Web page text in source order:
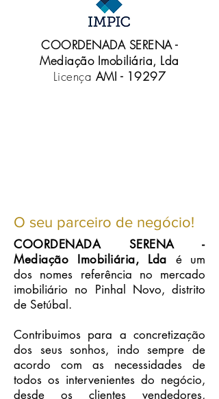
COORDENADA SERENA -
Mediação Imobiliária, Lda
Licença AMI - 19297
O seu parceiro de negócio!
COORDENADA SERENA -
Mediação Imobiliária, Lda é um
dos nomes referência no mercado
imobiliário no Pinhal Novo, distrito
de Setúbal.
Contribuimos para a concretização
dos seus sonhos, indo sempre de
acordo com as necessidades de
todos os intervenientes do negócio,
desde os clientes vendedores,